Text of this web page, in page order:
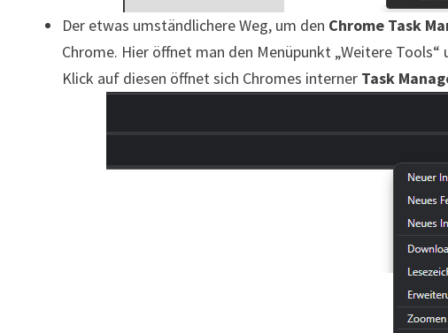
Der etwas umständlichere Weg, um den Chrome Task
Chrome. Hier öffnet man den Menüpunkt „Weitere
Klick auf diesen öffnet sich Chromes interner Task